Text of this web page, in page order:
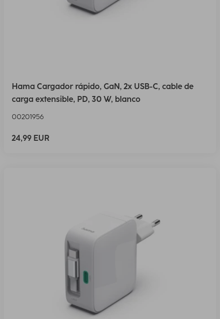
Hama Cargador rápido, GaN, 2x USB-C, cable de
carga extensible, PD, 30 W, blanco
00201956
24,99 EUR